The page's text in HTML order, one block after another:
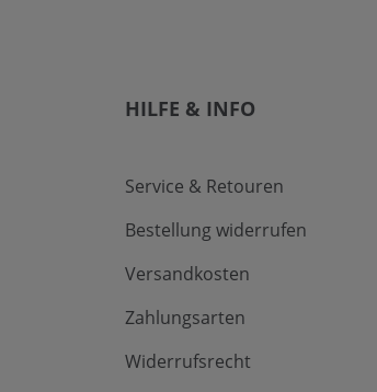
HILFE & INFO
Service & Retouren
Bestellung widerrufen
Versandkosten
Zahlungsarten
Widerrufsrecht